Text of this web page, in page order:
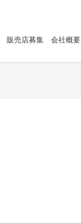
販売店募集 会社概要